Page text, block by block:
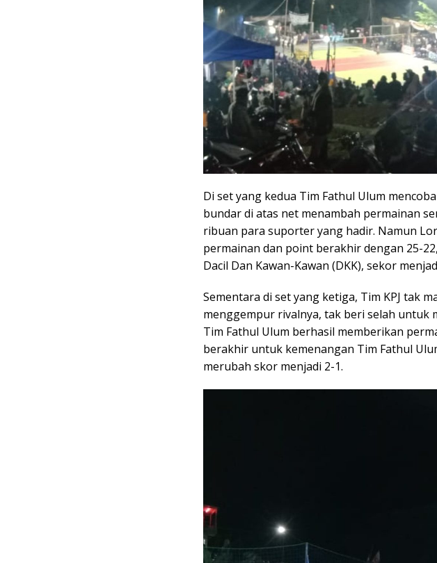
Di set yang kedua Tim Fathul Ulum
bundar di atas net menambah permainan
ribuan para suporter yang hadir. Namun
permainan dan point berakhir dengan 25-
Dacil Dan Kawan-Kawan (DKK), sekor
Sementara di set yang ketiga, Tim KPJ tak
menggempur rivalnya, tak beri selah untuk
Tim Fathul Ulum berhasil memberikan
berakhir untuk kemenangan Tim Fathul
merubah skor menjadi 2-1.